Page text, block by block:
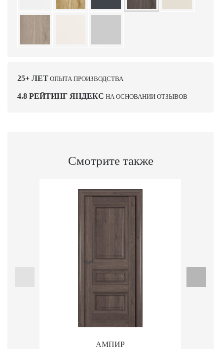
25+ ЛЕТ ОПЫТА ПРОИЗВОДСТВА
4.8 РЕЙТИНГ ЯНДЕКС НА ОСНОВАНИИ ОТЗЫВОВ
Смотрите также
АМПИР